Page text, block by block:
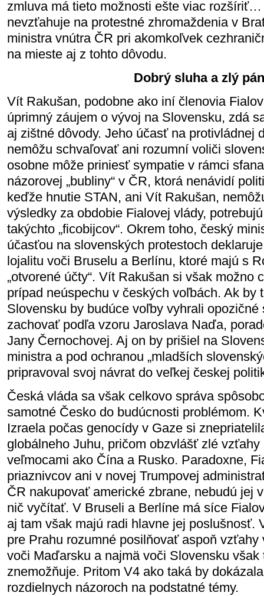
zmluva má tieto možnosti ešte viac
nevzťahuje na protestné zhromaždenia v
ministra vnútra ČR pri akomkoľvek
na mieste aj z tohto dôvodu.
Dobrý sluha a zlý
Vít Rakušan, podobne ako iní členovia
úprimný záujem o vývoj na Slovensku, zdá
aj zištné dôvody. Jeho účasť na protivládnej
nemôžu schvaľovať ani rozumní voliči
osobne môže priniesť sympatie v rámci
názorovej „bubliny“ v ČR, ktorá nenávidí
keďže hnutie STAN, ani Vít Rakušan,
výsledky za obdobie Fialovej vlády,
takýchto „ficobijcov“. Okrem toho, český
účasťou na slovenských protestoch
lojalitu voči Bruselu a Berlínu, ktoré majú s
„otvorené účty“. Vít Rakušan si však možno
prípad neúspechu v českých voľbách. Ak by
Slovensku by budúce voľby vyhrali opozičné
zachovať podľa vzoru Jaroslava Naďa,
Jany Černochovej. Aj on by prišiel na
ministra a pod ochranou „mladších
pripravoval svoj návrat do veľkej českej
Česká vláda sa však celkovo správa
samotné Česko do budúcnosti problémom.
Izraela počas genocídy v Gaze si
globálneho Juhu, pričom obzvlášť zlé
veľmocami ako Čína a Rusko. Paradoxne,
priaznivcov ani v novej Trumpovej
ČR nakupovať americké zbrane, nebudú jej
nič vyčítať. V Bruseli a Berlíne má síce
aj tam však majú radi hlavne jej poslušnosť.
pre Prahu rozumné posilňovať aspoň
voči Maďarsku a najmä voči Slovensku však
znemožňuje. Pritom V4 ako taká by
rozdielnych názoroch na podstatné témy.